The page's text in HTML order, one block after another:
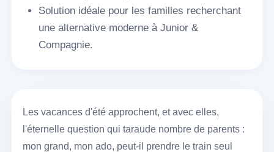
Solution idéale pour les familles recherchant
une alternative moderne à Junior &
Compagnie.
Les vacances d'été approchent, et avec elles,
l'éternelle question qui taraude nombre de parents :
mon grand, mon ado, peut-il prendre le train seul